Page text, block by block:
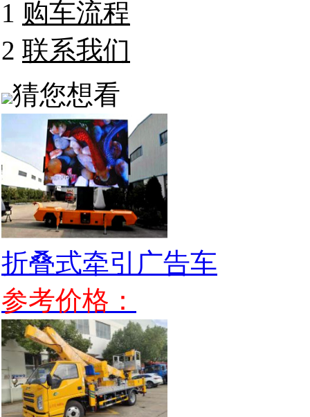
1 购车流程
2 联系我们
猜您想看
折叠式牵引广告车
参考价格：